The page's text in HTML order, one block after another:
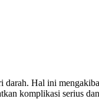
Hal ini
komplikasi serius